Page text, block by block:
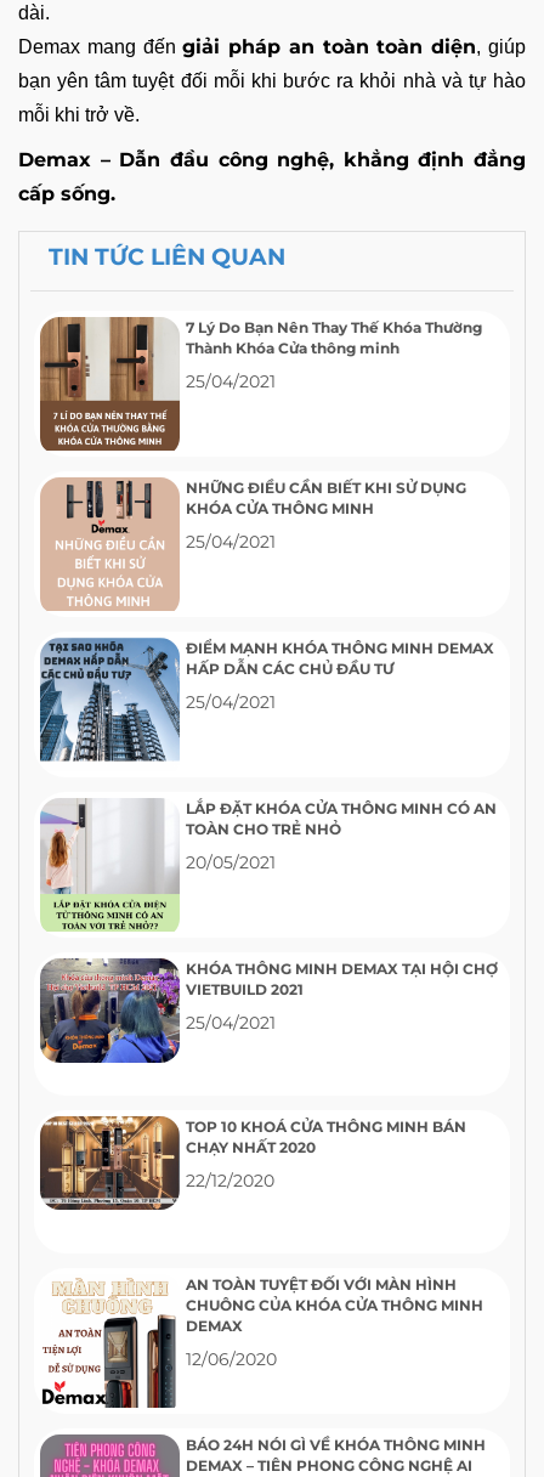
dài.
Demax mang đếngiải pháp an toàn toàn diện, giúp
bạn yên tâm tuyệt đối mỗi khi bước ra khỏi nhà và tự hào
mỗi khi trở về.
Demax – Dẫn đầu công nghệ, khẳng định đẳng
cấp sống.
TIN TỨC LIÊN QUAN
7 Lý Do Bạn Nên Thay Thế Khóa Thường
Thành Khóa Cửa thông minh
25/04/2021
NHỮNG ĐIỀU CẦN BIẾT KHI SỬ DỤNG
KHÓA CỬA THÔNG MINH
25/04/2021
ĐIỂM MẠNH KHÓA THÔNG MINH DEMAX
HẤP DẪN CÁC CHỦ ĐẦU TƯ
25/04/2021
LẮP ĐẶT KHÓA CỬA THÔNG MINH CÓ AN
TOÀN CHO TRẺ NHỎ
20/05/2021
KHÓA THÔNG MINH DEMAX TẠI HỘI CHỢ
VIETBUILD 2021
25/04/2021
TOP 10 KHOÁ CỬA THÔNG MINH BÁN
CHẠY NHẤT 2020
22/12/2020
AN TOÀN TUYỆT ĐỐI VỚI MÀN HÌNH
CHUÔNG CỦA KHÓA CỬA THÔNG MINH
DEMAX
12/06/2020
BÁO 24H NÓI GÌ VỀ KHÓA THÔNG MINH
DEMAX – TIÊN PHONG CÔNG NGHỆ AI